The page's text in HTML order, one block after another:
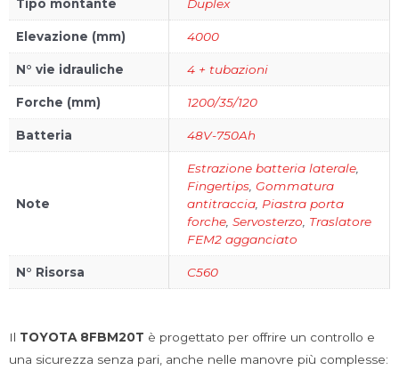
Tipo montante Duplex
Elevazione (mm) 4000
N° vie idrauliche 4 + tubazioni
Forche (mm) 1200/35/120
Batteria 48V-750Ah
Note
Estrazione batteria laterale
Fingertips Gommatura
antitraccia Piastra porta
forche Servosterzo Traslatore
FEM2 agganciato
N° Risorsa C560
Il TOYOTA 8FBM20T è progettato per offrire un controllo e
una sicurezza senza pari, anche nelle manovre più complesse: